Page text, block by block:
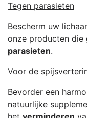
Tegen parasieten
Bescherm uw
onze producten die
parasieten.
Voor de
Bevorder een
natuurlijke